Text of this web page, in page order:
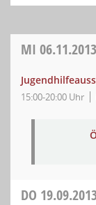
MI 06.11.2013
15:00-20:00 Uhr
DO